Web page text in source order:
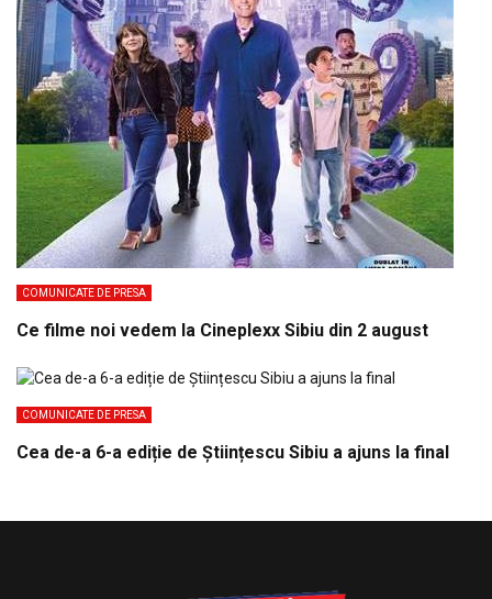
COMUNICATE DE PRESA
Ce filme noi vedem la Cineplexx Sibiu din 2 august
COMUNICATE DE PRESA
Cea de-a 6-a ediție de Științescu Sibiu a ajuns la final